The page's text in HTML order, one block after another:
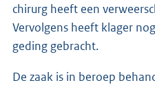
chirurg heeft een
Vervolgens heeft klager
geding gebracht.
De zaak is in beroep